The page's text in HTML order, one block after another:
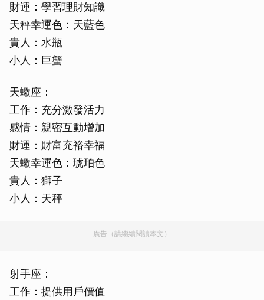
財運：學習理財知識
天秤幸運色：天藍色
貴人：水瓶
小人：巨蟹
天蠍座：
工作：充分激發活力
感情：親密互動增加
財運：財富充裕幸福
天蠍幸運色：琥珀色
貴人：獅子
小人：天秤
廣告（請繼續閱讀本文）
射手座：
工作：提供用戶價值